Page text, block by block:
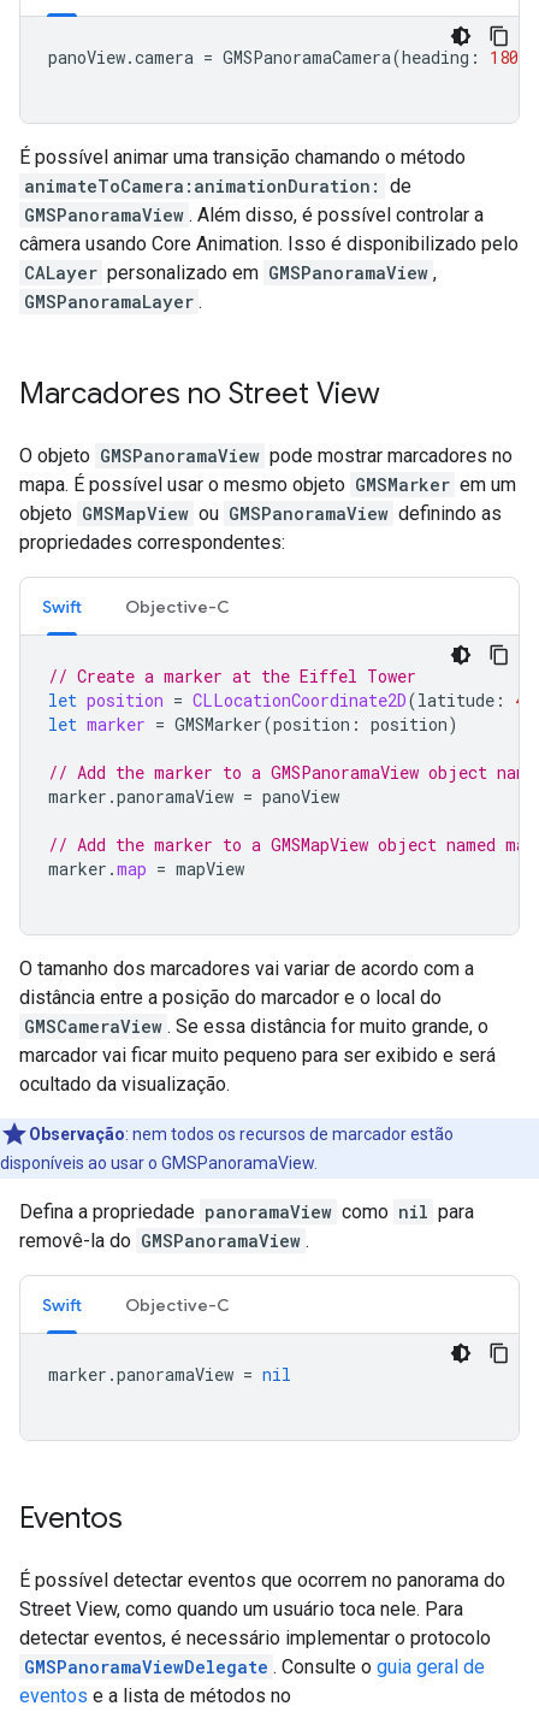
panoView.camera = GMSPanoramaCamera(heading : 180
É possível animar uma transição chamando o método
animateToCamera:animationDuration: de
GMSPanoramaView . Além disso, é possível controlar a
câmera usando Core Animation. Isso é disponibilizado pelo
CALayer personalizado em GMSPanoramaView ,
GMSPanoramaLayer .
Marcadores no Street View
O objeto GMSPanoramaView pode mostrar marcadores no
mapa. É possível usar o mesmo objeto GMSMarker em um
objeto GMSMapView ou GMSPanoramaView definindo as
propriedades correspondentes:
Swift Objective-C
// Create a marker at the Eiffel Tower
let position = CLLocationCoordinate2D(latitude :
let marker = GMSMarker(position : position)
// Add the marker to a GMSPanoramaView object
marker .panoramaView = panoView
// Add the marker to a GMSMapView object named
marker .map = mapView
O tamanho dos marcadores vai variar de acordo com a
distância entre a posição do marcador e o local do
GMSCameraView . Se essa distância for muito grande, o
marcador vai ficar muito pequeno para ser exibido e será
ocultado da visualização.
Observação: nem todos os recursos de marcador estão
disponíveis ao usar o GMSPanoramaView.
Defina a propriedade panoramaView como nil para
removê-la do GMSPanoramaView .
Swift Objective-C
marker .panoramaView = nil
Eventos
É possível detectar eventos que ocorrem no panorama do
Street View, como quando um usuário toca nele. Para
detectar eventos, é necessário implementar o protocolo
GMSPanoramaViewDelegate . Consulte o guia geral de
eventos e a lista de métodos no